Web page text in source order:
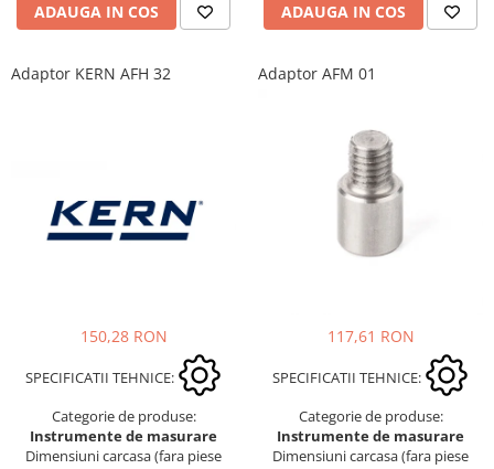
ADAUGA IN COS ADAUGA IN COS
Adaptor KERN AFH 32
150,28 RON
SPECIFICATII TEHNICE:
Categorie de produse:
Instrumente de masurare
Dimensiuni carcasa (fara piese
Adaptor AFM 01
117,61 RON
SPECIFICATII TEHNICE:
Categorie de produse:
Instrumente de masurare
Dimensiuni carcasa (fara piese